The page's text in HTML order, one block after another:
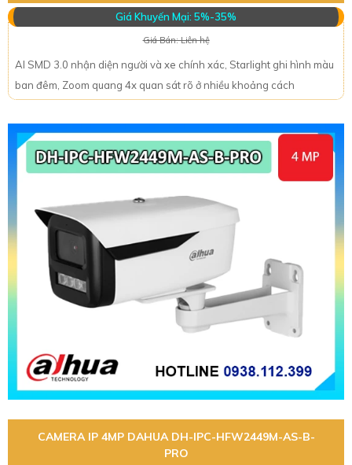
Giá Khuyến Mại: 5%-35%
Giá Bán: Liên hệ
AI SMD 3.0 nhận diện người và xe chính xác, Starlight ghi hình màu
ban đêm, Zoom quang 4x quan sát rõ ở nhiều khoảng cách
CAMERA IP 4MP DAHUA DH-IPC-HFW2449M-AS-B-
PRO